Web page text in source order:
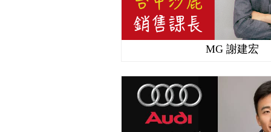
MG 謝建宏